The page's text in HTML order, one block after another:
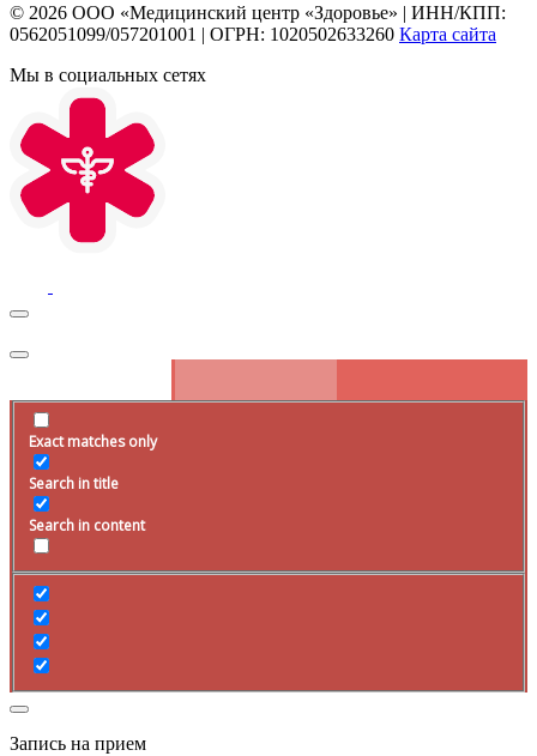
© 2026 ООО «Медицинский центр «Здоровье» | ИНН/КПП:
0562051099/057201001 | ОГРН: 1020502633260 Карта сайта
Мы в социальных сетях
Exact matches only
Search in title
Search in content
Запись на прием